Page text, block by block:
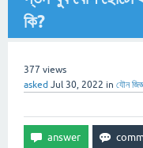
কি?
377 views
asked Jul 30, 2022 in যৌন